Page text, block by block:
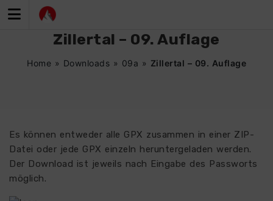
Inhalt
Zillertal – 09. Auflage
Home » Downloads » 09a » Zillertal – 09. Auflage
Es können entweder alle GPX zusammen in einer ZIP-
Datei oder jede GPX einzeln heruntergeladen werden.
Der Download ist jeweils nach Eingabe des Passworts
möglich.